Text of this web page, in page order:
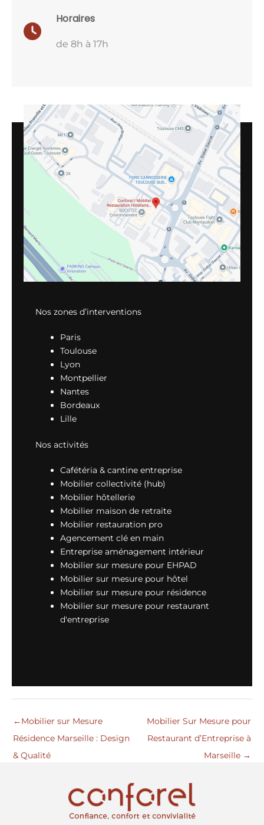
Horaires
de 8h à 17h
Nos zones d’interventions
Paris
Toulouse
Lyon
Montpellier
Nantes
Bordeaux
Lille
Nos activités
Cafétéria & cantine entreprise
Mobilier collectivité (hub)
Mobilier hôtellerie
Mobilier maison de retraite
Mobilier restauration pro
Agencement clé en main
Entreprise aménagement intérieur
Mobilier sur mesure pour EHPAD
Mobilier sur mesure pour hôtel
Mobilier sur mesure pour résidence
Mobilier sur mesure pour restaurant
d'entreprise
←Mobilier sur Mesure
Résidence Marseille : Design
& Qualité
Mobilier Sur Mesure pour
Restaurant d’Entreprise à
Marseille →